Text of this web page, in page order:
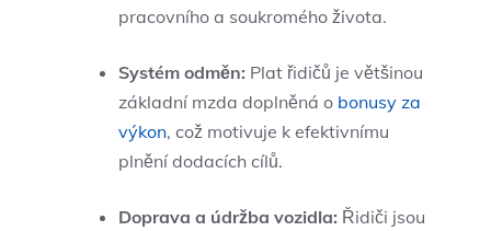
pracovního a soukromého života.
Systém odměn: Plat řidičů je většinou
základní mzda doplněná o bonusy za
výkon, což motivuje k efektivnímu
plnění dodacích cílů.
Doprava a údržba vozidla: Řidiči jsou